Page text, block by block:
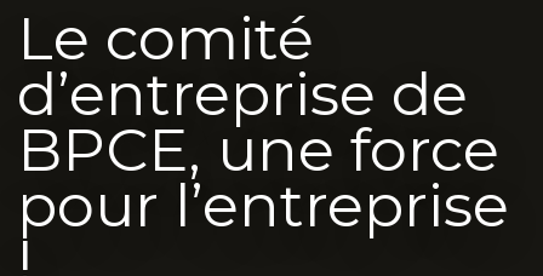
Le comité
d’entreprise de
BPCE, une force
pour l’entreprise
!